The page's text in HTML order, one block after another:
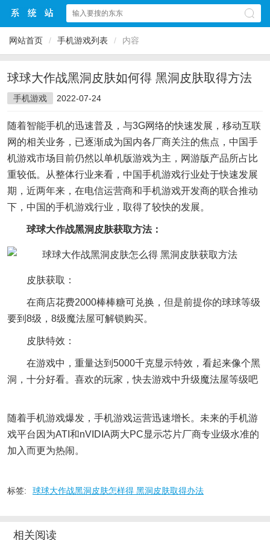
网站首页 / 手机游戏列表 / 内容
球球大作战黑洞皮肤如何得 黑洞皮肤取得方法
手机游戏 2022-07-24
随着智能手机的迅速普及，与3G网络的快速发展，移动互联
网的相关业务，已逐渐成为国内各厂商关注的焦点，中国手
机游戏市场目前仍然以单机版游戏为主，网游版产品所占比
重较低。从整体行业来看，中国手机游戏行业处于快速发展
期，近两年来，在电信运营商和手机游戏开发商的联合推动
下，中国的手机游戏行业，取得了较快的发展。
球球大作战黑洞皮肤获取方法：
皮肤获取：
在商店花费2000棒棒糖可兑换，但是前提你的球球等级
要到8级，8级魔法屋可解锁购买。
皮肤特效：
在游戏中，重量达到5000千克显示特效，看起来像个黑
洞，十分好看。喜欢的玩家，快去游戏中升级魔法屋等级吧
随着手机游戏爆发，手机游戏运营迅速增长。未来的手机游
戏平台因为ATI和nVIDIA两大PC显示芯片厂商专业级水准的
加入而更为热闹。
标签: 球球大作战黑洞皮肤怎样得 黑洞皮肤取得办法
相关阅读